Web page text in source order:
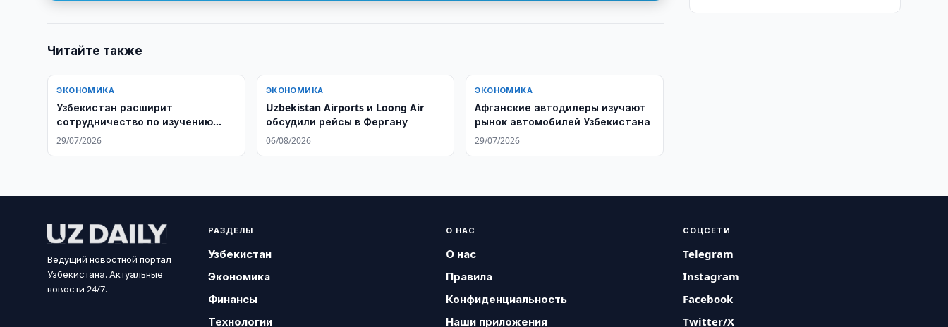
Читайте также
ЭКОНОМИКА
Узбекистан расширит
сотрудничество по изучению
подземных вод
29/07/2026
ЭКОНОМИКА
Uzbekistan Airports и Loong Air
обсудили рейсы в Фергану
06/08/2026
ЭКОНОМИКА
Афганские автодилеры изучают
рынок автомобилей Узбекистана
29/07/2026
Ведущий новостной портал
Узбекистана. Актуальные
новости 24/7.
РАЗДЕЛЫ
Узбекистан
Экономика
Финансы
Технологии
О НАС
О нас
Правила
Конфиденциальность
Наши приложения
СОЦСЕТИ
Telegram
Instagram
Facebook
Twitter/X